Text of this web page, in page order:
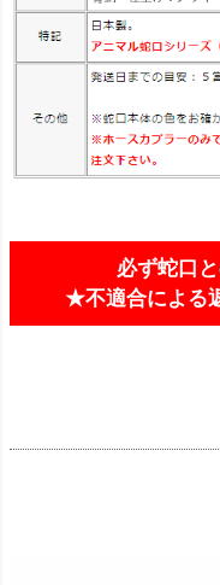
必ず蛇口
★不適合による